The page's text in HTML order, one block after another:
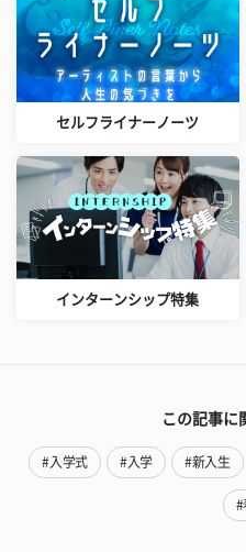
セルフライナーノーツ
インターンシップ特集
この記事に
#入学式 #入学 #新入生
#